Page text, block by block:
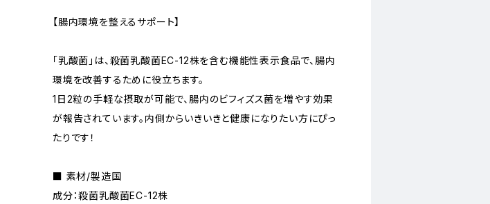
【腸内環境を整えるサポート】
「乳酸菌」は、殺菌乳酸菌EC-12株を含む機能性表示食品で、腸内
環境を改善するために役立ちます。
1日2粒の手軽な摂取が可能で、腸内のビフィズス菌を増やす効果
が報告されています。内側からいきいきと健康になりたい方にぴっ
たりです！
■ 素材/製造国
成分：殺菌乳酸菌EC-12株